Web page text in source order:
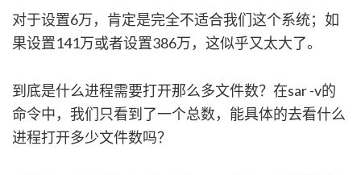
对于设置6万，肯定是完全不适合我们这个系统；如
果设置141万或者设置386万，这似乎又太大了。
到底是什么进程需要打开那么多文件数？在sar -v的
命令中，我们只看到了一个总数，能具体的去看什么
进程打开多少文件数吗？